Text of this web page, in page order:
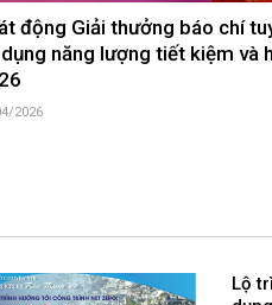
động Giải thưởng báo chí
năng lượng tiết kiệm và
2026
Lộ